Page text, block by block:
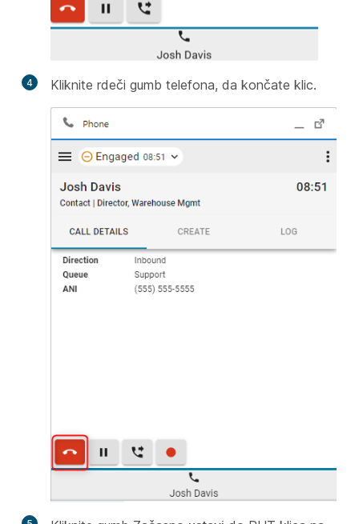
4 Kliknite rdeči gumb telefona, da končate klic.